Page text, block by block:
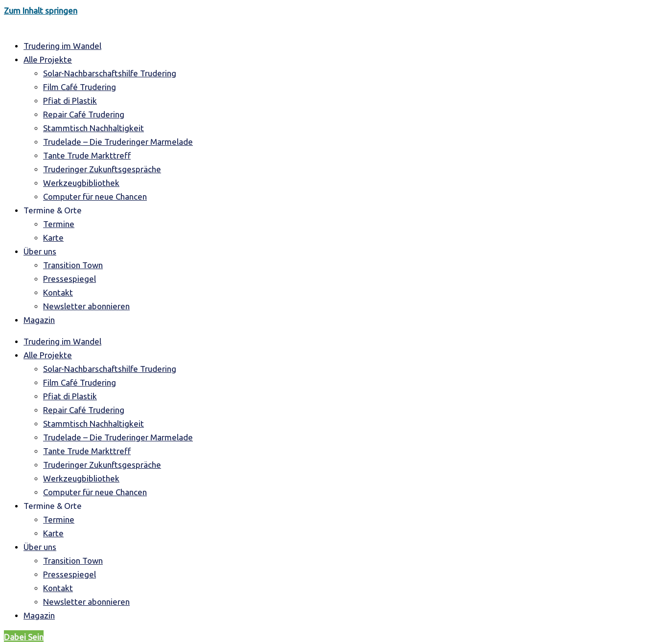
Zum Inhalt springen
Trudering im Wandel
Alle Projekte
Solar-Nachbarschaftshilfe Trudering
Film Café Trudering
Pfiat di Plastik
Repair Café Trudering
Stammtisch Nachhaltigkeit
Trudelade – Die Truderinger Marmelade
Tante Trude Markttreff
Truderinger Zukunftsgespräche
Werkzeugbibliothek
Computer für neue Chancen
Termine & Orte
Termine
Karte
Über uns
Transition Town
Pressespiegel
Kontakt
Newsletter abonnieren
Magazin
Trudering im Wandel
Alle Projekte
Solar-Nachbarschaftshilfe Trudering
Film Café Trudering
Pfiat di Plastik
Repair Café Trudering
Stammtisch Nachhaltigkeit
Trudelade – Die Truderinger Marmelade
Tante Trude Markttreff
Truderinger Zukunftsgespräche
Werkzeugbibliothek
Computer für neue Chancen
Termine & Orte
Termine
Karte
Über uns
Transition Town
Pressespiegel
Kontakt
Newsletter abonnieren
Magazin
Dabei Sein